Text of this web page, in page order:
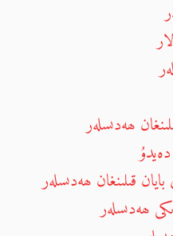
ھەدىسلەر
قىلىنغان ھەدىسلەر
ھەدىسلەر